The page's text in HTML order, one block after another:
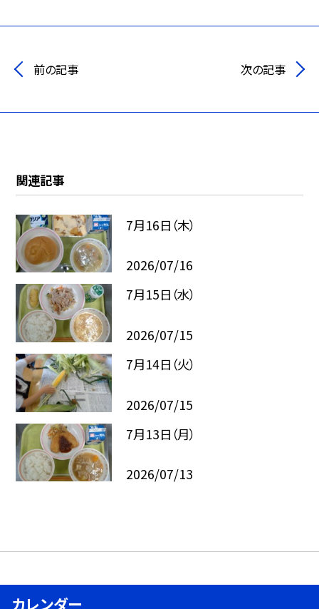
前の記事 次の記事
関連記事
7月16日（木）
2026/07/16
7月15日（水）
2026/07/15
7月14日（火）
2026/07/15
7月13日（月）
2026/07/13
カレンダー